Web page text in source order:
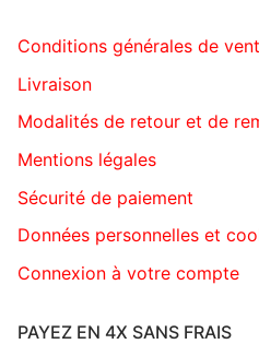
Conditions générales de
Livraison
Modalités de retour et de
Mentions légales
Sécurité de paiement
Données personnelles et
Connexion à votre compte
PAYEZ EN 4X SANS FRAIS